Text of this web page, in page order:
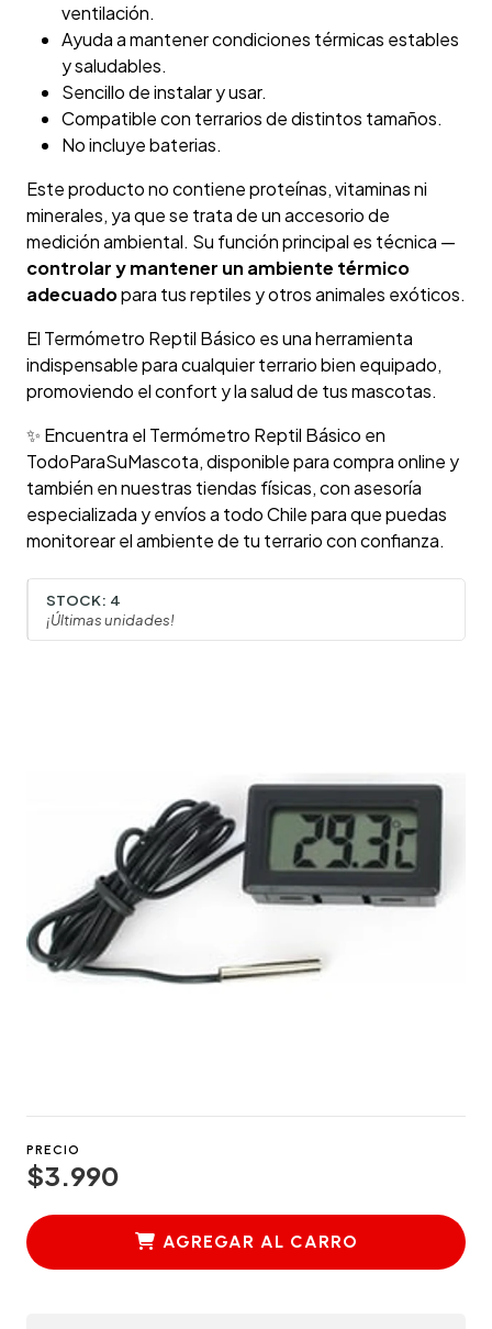
ventilación.
Ayuda a mantener condiciones térmicas estables
y saludables.
Sencillo de instalar y usar.
Compatible con terrarios de distintos tamaños.
No incluye baterias.
Este producto no contiene proteínas, vitaminas ni
minerales, ya que se trata de un accesorio de
medición ambiental. Su función principal es técnica —
controlar y mantener un ambiente térmico
adecuadopara tus reptiles y otros animales exóticos.
El Termómetro Reptil Básico es una herramienta
indispensable para cualquier terrario bien equipado,
promoviendo el confort y la salud de tus mascotas.
✨ Encuentra el Termómetro Reptil Básico en
TodoParaSuMascota, disponible para compra online y
también en nuestras tiendas físicas, con asesoría
especializada y envíos a todo Chile para que puedas
monitorear el ambiente de tu terrario con confianza.
STOCK: 4
¡Últimas unidades!
PRECIO
$3.990
AGREGAR AL CARRO